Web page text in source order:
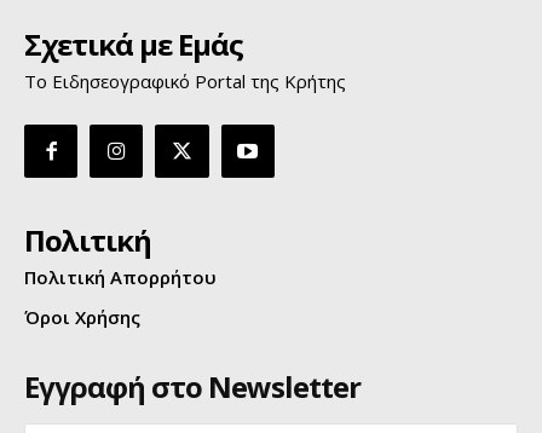
Σχετικά με Εμάς
Το Ειδησεογραφικό Portal της Κρήτης
Πολιτική
Πολιτική Απορρήτου
Όροι Χρήσης
Εγγραφή στο Newsletter